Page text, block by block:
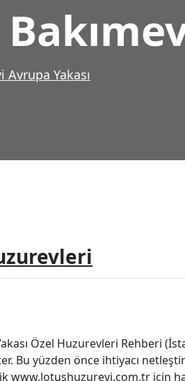
Yakası
Özel Huzurevleri Rehberi
Bu yüzden önce ihtiyacı
www.lotushuzurevi.com.tr için